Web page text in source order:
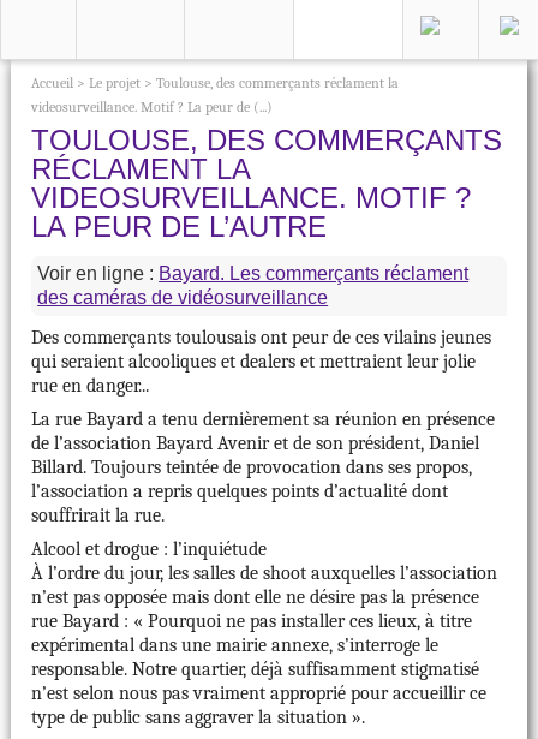
Accueil >Le projet >Toulouse, des commerçants réclament la
videosurveillance. Motif ? La peur de (...)
TOULOUSE, DES COMMERÇANTS
RÉCLAMENT LA
VIDEOSURVEILLANCE. MOTIF ?
LA PEUR DE L’AUTRE
Voir en ligne : Bayard. Les commerçants réclament
des caméras de vidéosurveillance
Des commerçants toulousais ont peur de ces vilains jeunes
qui seraient alcooliques et dealers et mettraient leur jolie
rue en danger...
La rue Bayard a tenu dernièrement sa réunion en présence
de l’association Bayard Avenir et de son président, Daniel
Billard. Toujours teintée de provocation dans ses propos,
l’association a repris quelques points d’actualité dont
souffrirait la rue.
Alcool et drogue : l’inquiétude
À l’ordre du jour, les salles de shoot auxquelles l’association
n’est pas opposée mais dont elle ne désire pas la présence
rue Bayard : « Pourquoi ne pas installer ces lieux, à titre
expérimental dans une mairie annexe, s’interroge le
responsable. Notre quartier, déjà suffisamment stigmatisé
n’est selon nous pas vraiment approprié pour accueillir ce
type de public sans aggraver la situation ».